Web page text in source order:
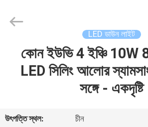
ভিডিও
Lighting
Co.,Ltd..
LED ডাউন লাইট
কোন ইউভি 4 ইঞ্চি 10W
LED সিলিং আলোর
সঙ্গে - একদৃষ্টি
উৎপত্তি স্থল:
চীন